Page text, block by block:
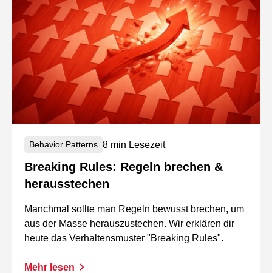
Behavior Patterns 8 min Lesezeit
Breaking Rules: Regeln brechen &
herausstechen
Manchmal sollte man Regeln bewusst brechen, um
aus der Masse herauszustechen. Wir erklären dir
heute das Verhaltensmuster "Breaking Rules".
Mehr lesen